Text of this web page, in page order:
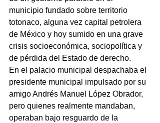
municipio fundado sobre territorio
totonaco, alguna vez capital petrolera
de México y hoy sumido en una grave
crisis socioeconómica, sociopolítica y
de pérdida del Estado de derecho.
En el palacio municipal despachaba el
presidente municipal impulsado por su
amigo Andrés Manuel López Obrador,
pero quienes realmente mandaban,
operaban bajo resguardo de la